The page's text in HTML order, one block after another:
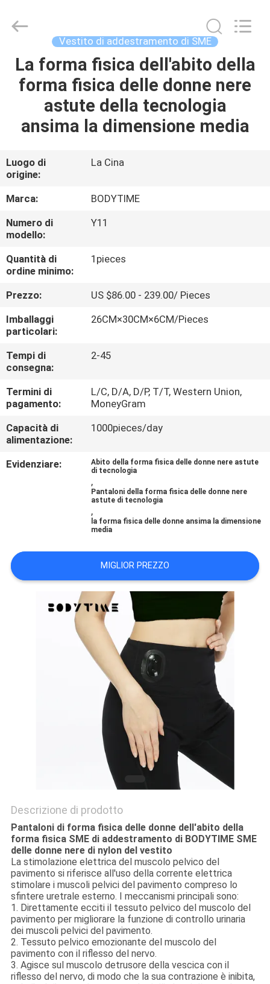
CASA
PRODOTTI
NOI
GIRO
DELLA
FABBRICA
CONTROLLO
DI
QUALITÀ
CONTATTICI
NOTIZIA
CASI
MAPPA
DEL
Fumao
Technology
Reserved.
Vestito di addestramento di SME
La forma fisica dell'abito della
forma fisica delle donne nere
astute della tecnologia
ansima la dimensione media
Luogo di
origine:
La Cina
Marca:
BODYTIME
Numero di
modello:
Y11
Quantità di
ordine minimo:
1pieces
Prezzo:
US $86.00 - 239.00/ Pieces
Imballaggi
particolari:
26CM×30CM×6CM/Pieces
Tempi di
consegna:
2-45
Termini di
pagamento:
L/C, D/A, D/P, T/T, Western Union,
MoneyGram
Capacità di
alimentazione:
1000pieces/day
Evidenziare:
Abito della forma fisica delle donne nere astute
di tecnologia
,
Pantaloni della forma fisica delle donne nere
astute di tecnologia
,
la forma fisica delle donne ansima la dimensione
media
MIGLIOR PREZZO
Descrizione di prodotto
Pantaloni di forma fisica delle donne dell'abito della
forma fisica SME di addestramento di BODYTIME SME
delle donne nere di nylon del vestito
La stimolazione elettrica del muscolo pelvico del
pavimento si riferisce all'uso della corrente elettrica
stimolare i muscoli pelvici del pavimento compreso lo
sfintere uretrale esterno. I meccanismi principali sono:
1. Direttamente ecciti il tessuto pelvico del muscolo del
pavimento per migliorare la funzione di controllo urinaria
dei muscoli pelvici del pavimento.
2. Tessuto pelvico emozionante del muscolo del
pavimento con il riflesso del nervo.
3. Agisce sul muscolo detrusore della vescica con il
riflesso del nervo, di modo che la sua contrazione è inibita,